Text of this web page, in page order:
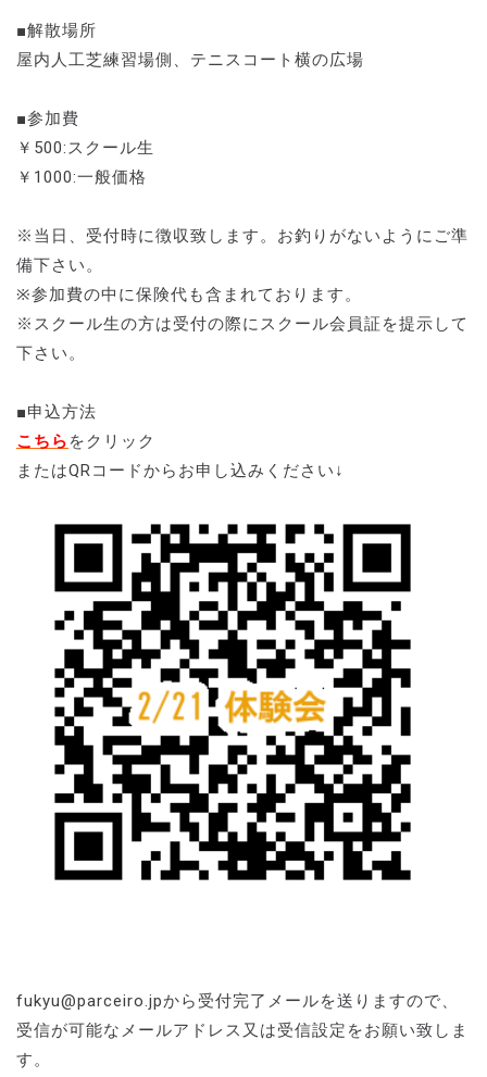
■解散場所
屋内人工芝練習場側、テニスコート横の広場
■参加費
￥500:スクール生
￥1000:一般価格
※当日、受付時に徴収致します。お釣りがないようにご準
備下さい。
※参加費の中に保険代も含まれております。
※スクール生の方は受付の際にスクール会員証を提示して
下さい。
■申込方法
こちら をクリック
またはQRコードからお申し込みください↓
fukyu@parceiro.jpから受付完了メールを送りますので、
受信が可能なメールアドレス又は受信設定をお願い致しま
す。